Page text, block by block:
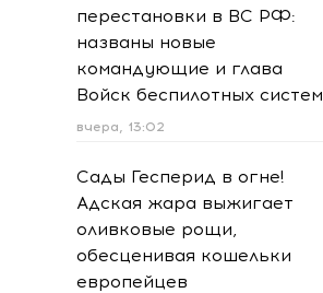
перестановки в ВС РФ:
названы новые
командующие и глава
Войск беспилотных систем
вчера, 13:02
Сады Гесперид в огне!
Адская жара выжигает
оливковые рощи,
обесценивая кошельки
европейцев